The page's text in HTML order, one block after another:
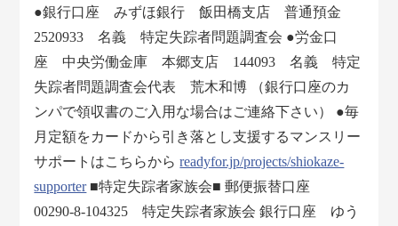
●銀行口座 みずほ銀行 飯田橋支店 普通預金
2520933 名義 特定失踪者問題調査会 ●労金口
座 中央労働金庫 本郷支店 144093 名義 特定
失踪者問題調査会代表 荒木和博 （銀行口座のカ
ンパで領収書のご入用な場合はご連絡下さい） ●毎
月定額をカードから引き落とし支援するマンスリー
サポートはこちらからreadyfor.jp/projects/shiokaze-
supporter■特定失踪者家族会■ 郵便振替口座
00290-8-104325 特定失踪者家族会 銀行口座 ゆう